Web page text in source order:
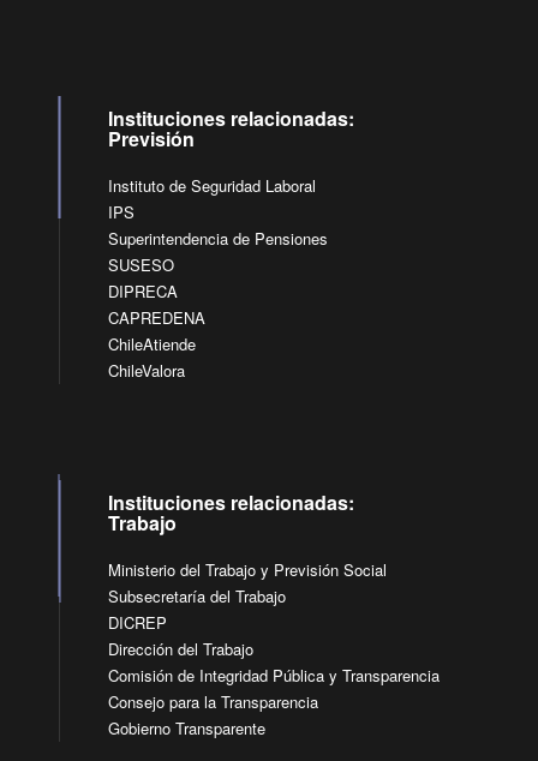
Instituciones relacionadas:
Previsión
Instituto de Seguridad Laboral
IPS
Superintendencia de Pensiones
SUSESO
DIPRECA
CAPREDENA
ChileAtiende
ChileValora
Instituciones relacionadas:
Trabajo
Ministerio del Trabajo y Previsión Social
Subsecretaría del Trabajo
DICREP
Dirección del Trabajo
Comisión de Integridad Pública y Transparencia
Consejo para la Transparencia
Gobierno Transparente